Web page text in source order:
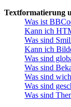
Textformatierung
Was ist
Kann ich
Was sind
Kann ich
Was sind
Was sind
Was sind
Was sind
Was sind